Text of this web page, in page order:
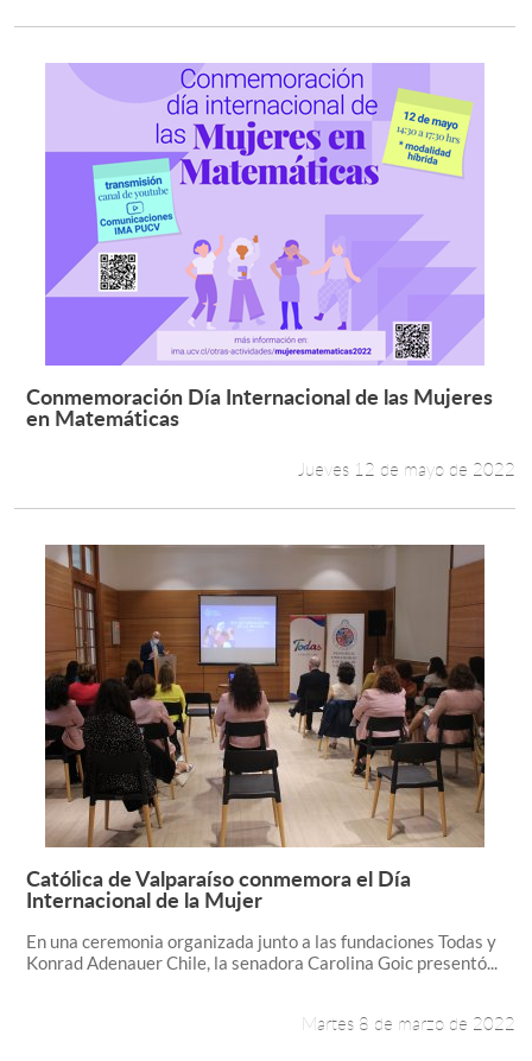
Leer más +
Conmemoración Día Internacional de las Mujeres
en Matemáticas
Jueves 12 de mayo de 2022
Leer más +
Católica de Valparaíso conmemora el Día
Internacional de la Mujer
En una ceremonia organizada junto a las fundaciones Todas y
Konrad Adenauer Chile, la senadora Carolina Goic presentó...
Martes 8 de marzo de 2022